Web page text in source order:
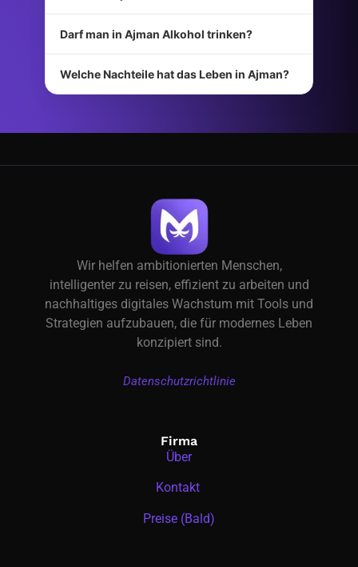
Darf man in Ajman Alkohol trinken?
Welche Nachteile hat das Leben in Ajman?
Wir helfen ambitionierten Menschen,
intelligenter zu reisen, effizient zu arbeiten und
nachhaltiges digitales Wachstum mit Tools und
Strategien aufzubauen, die für modernes Leben
konzipiert sind.
Datenschutzrichtlinie
Firma
Über
Kontakt
Preise (Bald)